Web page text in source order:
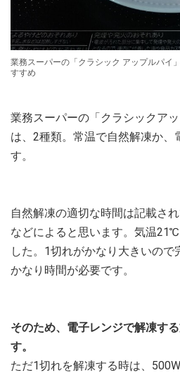
業務スーパーの「クラシック アップルパイ
すすめ
業務スーパーの「クラシックア
は、2種類。常温で自然解凍か、
す。
自然解凍の適切な時間は記載さ
などによると思います。気温
した。1切れがかなり大きいので
かなり時間が必要です。
そのため、電子レンジで解凍す
す。
ただ1切れを解凍する時は、